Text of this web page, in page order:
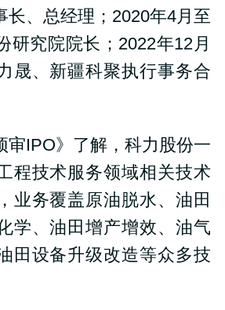
长、总经理；2020年4月至
研究院院长；2022年12月
晟、新疆科聚执行事务合
审IPO》了解，科力股份一
程技术服务领域相关技术
业务覆盖原油脱水、油田
学、油田增产增效、油气
田设备升级改造等众多技